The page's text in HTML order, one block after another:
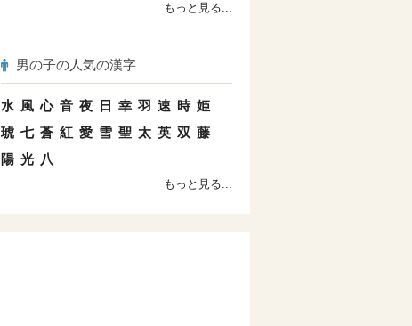
もっと見る...
男の子の人気の漢字
水 風 心 音 夜 日 幸 羽 速 時 姫
琥 七 蒼 紅 愛 雪 聖 太 英 双 藤
陽 光 八
もっと見る...